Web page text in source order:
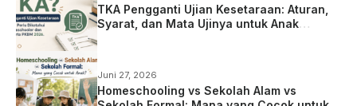
TKA Pengganti Ujian Kesetaraan: Aturan,
Syarat, dan Mata Ujinya untuk Anak
Juni 27, 2026
Homeschooling vs Sekolah Alam vs